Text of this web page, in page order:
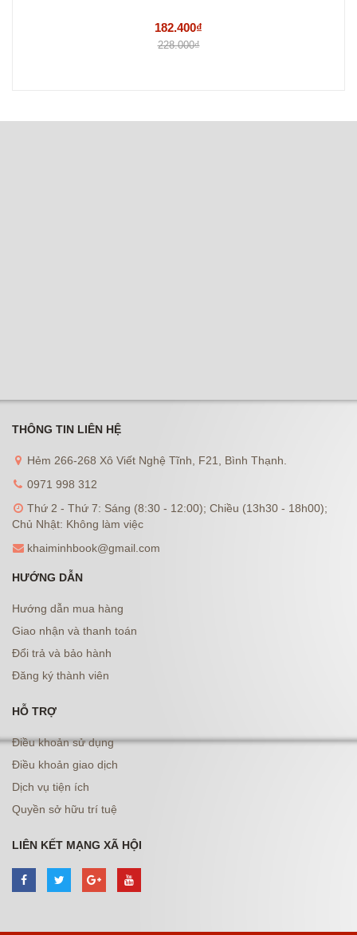
182.400₫
228.000₫
THÔNG TIN LIÊN HỆ
Hẻm 266-268 Xô Viết Nghệ Tĩnh, F21, Bình Thạnh.
0971 998 312
Thứ 2 - Thứ 7: Sáng (8:30 - 12:00); Chiều (13h30 - 18h00);
Chủ Nhật: Không làm việc
khaiminhbook@gmail.com
HƯỚNG DẪN
Hướng dẫn mua hàng
Giao nhận và thanh toán
Đổi trả và bảo hành
Đăng ký thành viên
HỖ TRỢ
Điều khoản sử dụng
Điều khoản giao dịch
Dịch vụ tiện ích
Quyền sở hữu trí tuệ
LIÊN KẾT MẠNG XÃ HỘI